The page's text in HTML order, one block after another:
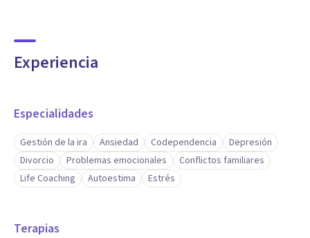
Experiencia
Especialidades
Gestión de la ira Ansiedad Codependencia
Depresión
Divorcio
Problemas emocionales
Conflictos familiares
Life Coaching
Autoestima Estrés
Terapias